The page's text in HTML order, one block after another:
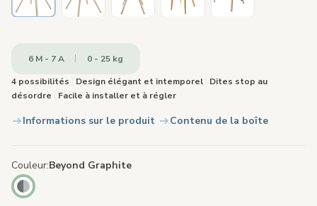
6 M - 7 A
0 - 25 kg
4 possibilités
Design élégant et intemporel
Dites stop au
désordre
Facile à installer et à régler
Informations sur le produit Contenu de la boîte
Couleur Beyond Graphite